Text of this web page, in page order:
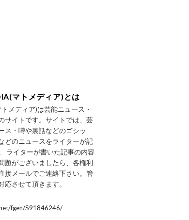
マトメディア)とは
メディア)は芸能ニュース・
サイトです。サイトでは、芸
ス・噂や裏話などのゴシッ
どのニュースをライターが記
ライターが書いた記事の内容
題がございましたら、各権利
接メールでご連絡下さい。管
応させて頂きます。
fgen/S91846246/